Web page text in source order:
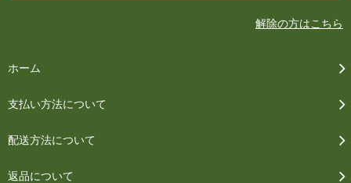
解除の方はこちら
ホーム
支払い方法について
配送方法について
返品について